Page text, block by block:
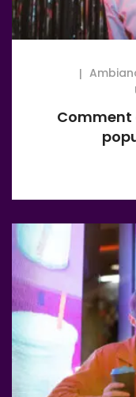
Comment